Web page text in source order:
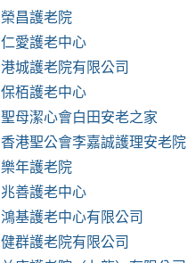
榮昌護老院
仁愛護老中心
港城護老院有限公司
保栢護老中心
聖母潔心會白田安老之家
香港聖公會李嘉誠護理安老院
樂年護老院
兆善護老中心
鴻基護老中心有限公司
健群護老院有限公司